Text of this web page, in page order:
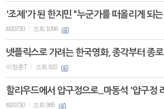
'조제'가 된 한지민 "누군가를 떠올리게 되
t920730 조회 1098
넷플릭스로 가려는 한국영화, 종각부터 종
이청훈T 조회 920
할리우드에서 압구정으로...마동석 '압구정
t920730 조회 985